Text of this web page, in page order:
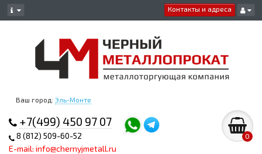
Контакты и адреса
Ваш город: Эль-Монте
+7(499) 450 97 07
8 (812) 509-60-52
E-mail: info@chernyjmetall.ru
0